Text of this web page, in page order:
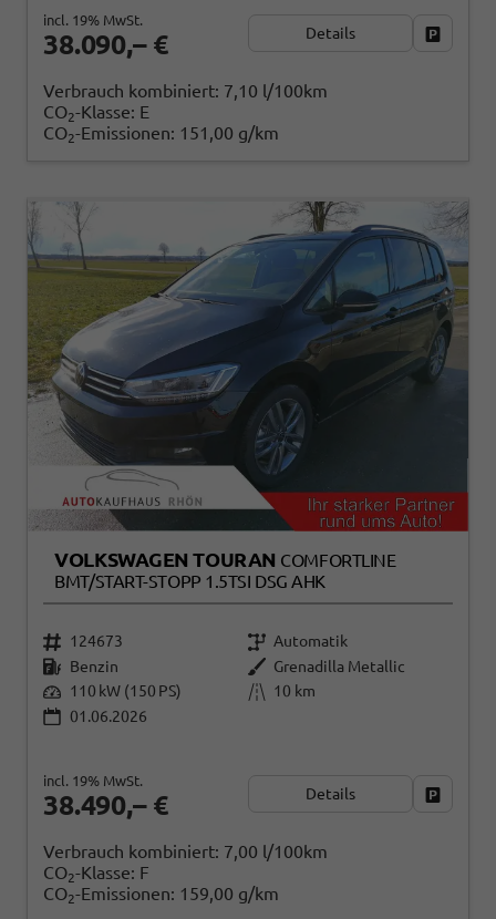
38.090,– €
incl. 19% MwSt.
Details
Verbrauch kombiniert: 7,10 l/100km
CO2-Klasse: E
CO2-Emissionen: 151,00 g/km
VOLKSWAGEN TOURAN COMFORTLINE
BMT/START-STOPP 1.5TSI DSG AHK
124673
Automatik
Benzin
Grenadilla Metallic
110 kW (150 PS)
10 km
01.06.2026
38.490,– €
incl. 19% MwSt.
Details
Verbrauch kombiniert: 7,00 l/100km
CO2-Klasse: F
CO2-Emissionen: 159,00 g/km